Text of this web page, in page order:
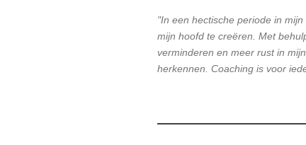
"In een hectische periode in
mijn hoofd te creëren. Met
verminderen en meer rust in
herkennen. Coaching is voor